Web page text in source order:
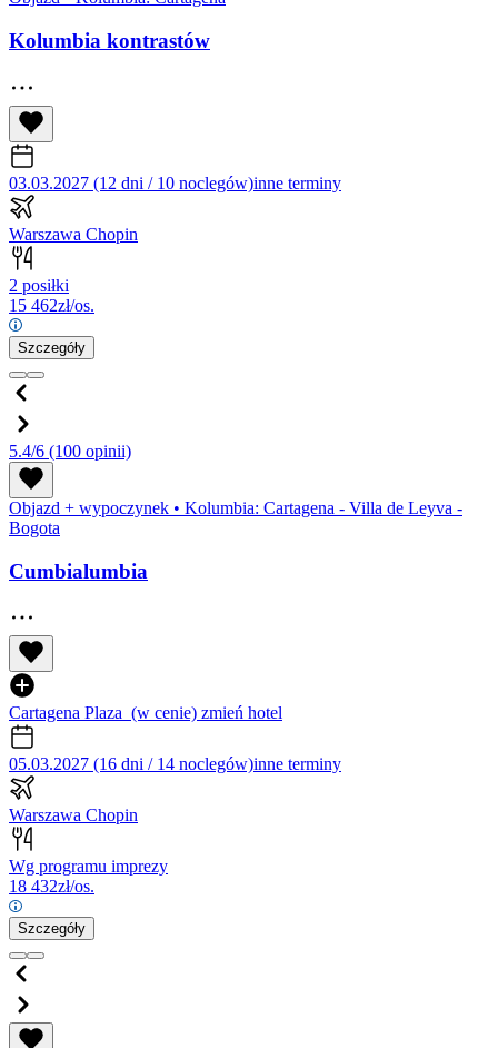
Kolumbia kontrastów
03.03.2027 (12 dni / 10 noclegów)inne terminy
Warszawa Chopin
2 posiłki
15 462zł/os.
Szczegóły
5.4/6 (100 opinii)
Objazd + wypoczynek • Kolumbia: Cartagena - Villa de Leyva -
Bogota
Cumbialumbia
Cartagena Plaza (w cenie) zmień hotel
05.03.2027 (16 dni / 14 noclegów)inne terminy
Warszawa Chopin
Wg programu imprezy
18 432zł/os.
Szczegóły